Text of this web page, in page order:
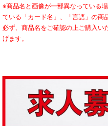
※商品名と画像が一部異なっている
ている「カード名」、「言語」の商
必ず、商品名をご確認の上ご購入い
げます。